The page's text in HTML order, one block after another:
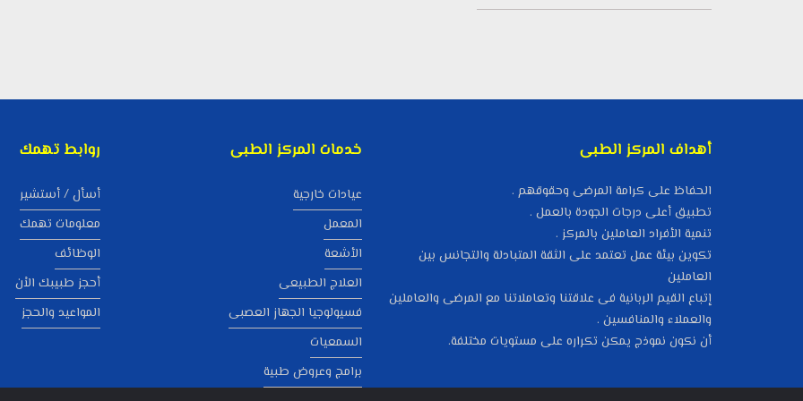
أهداف المركز الطبى
الحفاظ على كرامة المرضى وحقوقهم .
تطبيق أعلى درجات الجودة بالعمل .
تنمية الأفراد العاملين بالمركز .
تكوين بيئة عمل تعتمد على الثقة المتبادلة والتجانس بين
العاملين
إتباع القيم الربانية فى علاقتنا وتعاملاتنا مع المرضى والعاملين
والعملاء والمنافسين .
أن نكون نموذج يمكن تكراره على مستويات مختلفة.
خدمات المركز الطبى
عيادات خارجية
المعمل
الأشعة
العلاج الطبيعى
فسيولوجيا الجهاز العصبى
السمعيات
برامج وعروض طبية
روابط تهمك
أسأل / أستشير
معلومات تهمك
الوظائف
أحجز طبيبك الاْن
المواعيد والحجز